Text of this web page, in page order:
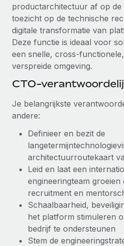
Het blijft de missie van Remote
te helpen bij het aannemen,
Meer informatie
beheert met Remote
Phiture, een toonaangevende
mobiele groeiadviessector, zet
Meer informatie
productarchitectuur af op de
toezicht op de technische
digitale transformatie van
Deze functie is ideaal voor
een snelle, cross-
verspreide omgeving.
CTO-
Je belangrijkste
andere:
Definieer en bezit de
architectuurroutekaart
Leid en laat een
engineeringteam
recruitment en
Schaalbaarheid,
het platform stimuleren
bedrijf te ondersteunen
Stem de